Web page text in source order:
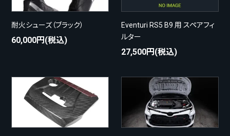
耐火シューズ（ブラック）
60,000円(税込)
Eventuri RS5 B9 用 スペアフィ
ルター
27,500円(税込)